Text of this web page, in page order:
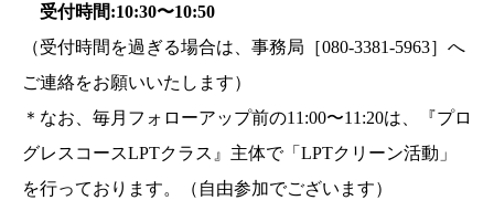
受付時間:10:30〜10:50
（受付時間を過ぎる場合は、事務局［080-3381-5963］へ
ご連絡をお願いいたします）
＊なお、毎月フォローアップ前の11:00〜11:20は、『プロ
グレスコースLPTクラス』主体で「LPTクリーン活動」
を行っております。（自由参加でございます）